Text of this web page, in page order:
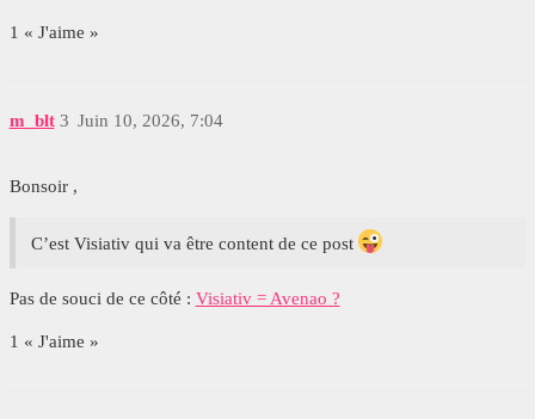
1 « J'aime »
m_blt Juin 10, 2026, 7:04
3
Bonsoir ,
C’est Visiativ qui va être content de ce post
Pas de souci de ce côté : Visiativ = Avenao ?
1 « J'aime »